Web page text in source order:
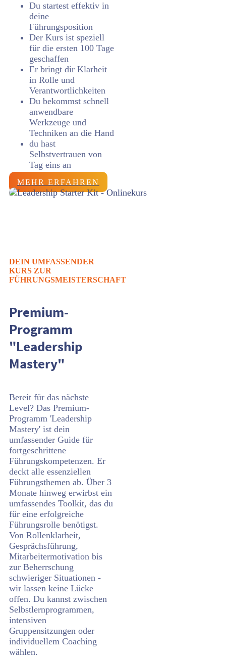
Du startest effektiv in
deine
Führungsposition
Der Kurs ist speziell
für die ersten 100 Tage
geschaffen
Er bringt dir Klarheit
in Rolle und
Verantwortlichkeiten
Du bekommst schnell
anwendbare
Werkzeuge und
Techniken an die Hand
du hast
Selbstvertrauen von
Tag eins an
MEHR ERFAHREN
DEIN UMFASSENDER
KURS ZUR
FÜHRUNGSMEISTERSCHAFT
Premium-
Programm
"Leadership
Mastery"
Bereit für das nächste
Level? Das Premium-
Programm 'Leadership
Mastery' ist dein
umfassender Guide für
fortgeschrittene
Führungskompetenzen. Er
deckt alle essenziellen
Führungsthemen ab. Über 3
Monate hinweg erwirbst ein
umfassendes Toolkit, das du
für eine erfolgreiche
Führungsrolle benötigst.
Von Rollenklarheit,
Gesprächsführung,
Mitarbeitermotivation bis
zur Beherrschung
schwieriger Situationen -
wir lassen keine Lücke
offen. Du kannst zwischen
Selbstlernprogrammen,
intensiven
Gruppensitzungen oder
individuellem Coaching
wählen.